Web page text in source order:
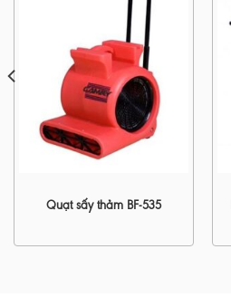
Quạt sấy thảm BF-535